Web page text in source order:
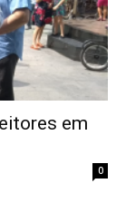
em
0